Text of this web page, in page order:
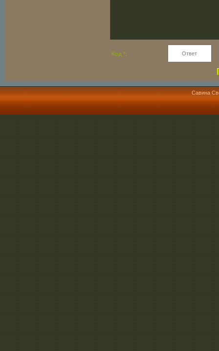
Код *:
Савина